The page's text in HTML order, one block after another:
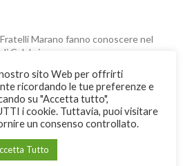
Marano fanno conoscere nel
Calabria
Amantea (CS) ITALY
nostro sito Web per offrirti
ricordando le tue preferenze e
su "Accetta tutto",
i cookie. Tuttavia, puoi visitare
un consenso controllato.
Tutto